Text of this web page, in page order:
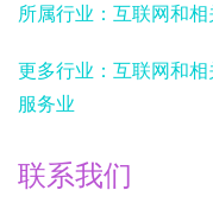
所属行业： 互联网和相
更多行业： 互联网和
服务业
联系我们